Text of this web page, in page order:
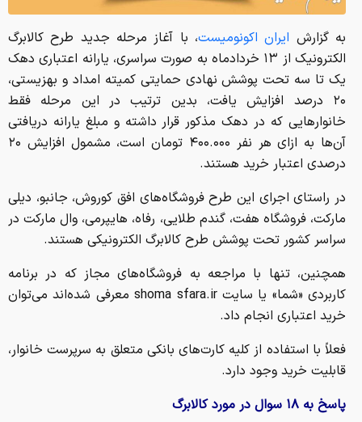
به گزارش ایران اکونومیست، با آغاز مرحله جدید طرح کالابرگ
الکترونیک از ۱۳ خردادماه به صورت سراسری، یارانه اعتباری دهک
یک تا سه تحت پوشش نهادی حمایتی کمیته امداد و بهزیستی،
۲۰ درصد افزایش یافت، بدین ترتیب در این مرحله فقط
خانوارهایی که در دهک مذکور قرار داشته و مبلغ یارانه دریافتی
آن‌ها به ازای هر نفر ۴۰۰.۰۰۰ تومان است، مشمول افزایش ۲۰
درصدی اعتبار خرید هستند.
در راستای اجرای این طرح فروشگاه‌های افق کوروش، جانبو، دیلی
مارکت، فروشگاه هفت، گندم طلایی، رفاه، هایپرمی، وال مارکت در
سراسر کشور تحت پوشش طرح کالابرگ الکترونیکی هستند.
همچنین، تنها با مراجعه به فروشگاه‌های مجاز که در برنامه
کاربردی «شما» یا سایت shoma sfara.ir معرفی شده‌اند می‌توان
خرید اعتباری انجام داد.
فعلاً با استفاده از کلیه کارت‌های بانکی متعلق به سرپرست خانوار،
قابلیت خرید وجود دارد.
پاسخ به ۱۸ سوال در مورد کالابرگ